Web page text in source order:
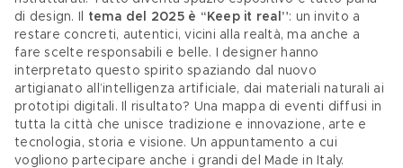
di design. Il
tema del 2025 è “Keep it real”: un invito a
restare concreti, autentici, vicini alla realtà, ma anche a
fare scelte responsabili e belle. I designer hanno
interpretato questo spirito spaziando dal nuovo
artigianato all’intelligenza artificiale, dai materiali naturali ai
prototipi digitali. Il risultato? Una mappa di eventi diffusi in
tutta la città che unisce tradizione e innovazione, arte e
tecnologia, storia e visione. Un appuntamento a cui
vogliono partecipare anche i grandi del Made in Italy.